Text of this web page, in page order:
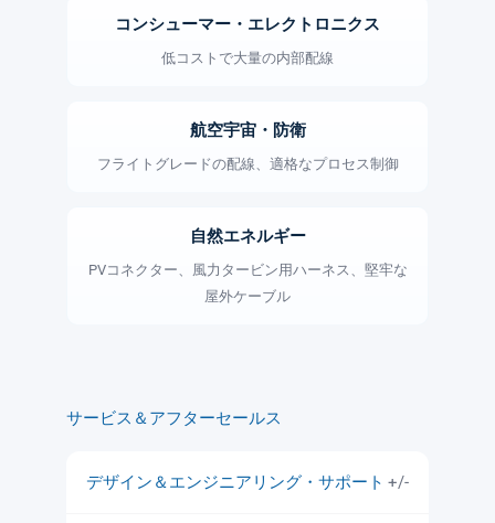
コンシューマー・エレクトロニクス
低コストで大量の内部配線
航空宇宙・防衛
フライトグレードの配線、適格なプロセス制御
自然エネルギー
PVコネクター、風力タービン用ハーネス、堅牢な
屋外ケーブル
サービス＆アフターセールス
デザイン＆エンジニアリング・サポート +/-